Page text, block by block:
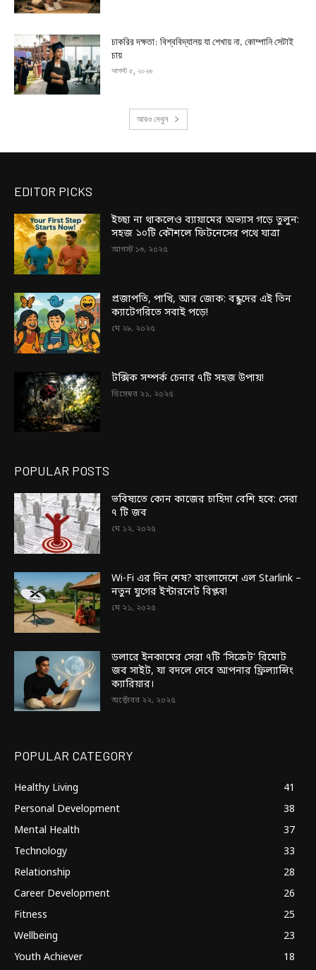
চাকরির দক্ষতা: বিশ্ববিদ্যালয় যা শেখায় না, কোম্পানি সেটাই
চায়
আগস্ট ৫, ২০২৬
আরও দেখুন
EDITOR PICKS
ইচ্ছা না থাকলেও ব্যায়ামের অভ্যাস গড়ে তুলুন:
সহজ ১০টি কৌশলে ফিটনেসের পথে যাত্রা
আগস্ট ১৩, ২০২৫
প্রজাপতি, পাখি, আর জোক: বন্ধুদের এই তিন
ক্যাটেগরিতে সবাই পড়ে!
মে ২৮, ২০২৫
টক্সিক সম্পর্ক চেনার ৭টি সহজ উপায়!
ডিসেম্বর ২১, ২০২৫
POPULAR POSTS
ভবিষ্যতে কোন কাজের চাহিদা বেশি হবে: সেরা
৭ টি জব
মে ১২, ২০২৫
Wi-Fi এর দিন শেষ? বাংলাদেশে এল Starlink –
নতুন যুগের ইন্টারনেট বিপ্লব!
মে ২১, ২০২৫
ডলারে ইনকামের সেরা ৭টি ‘সিক্রেট’ রিমোট
জব সাইট, যা বদলে দেবে আপনার ফ্রিল্যান্সিং
ক্যারিয়ার।
অক্টোবর ২২, ২০২৫
POPULAR CATEGORY
Healthy Living
41
Personal Development
38
Mental Health
37
Technology
33
Relationship
28
Career Development
26
Fitness
25
Wellbeing
23
Youth Achiever
18